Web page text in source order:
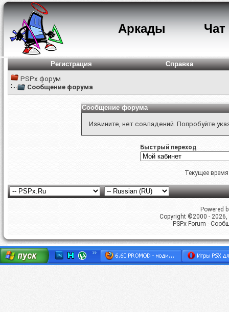
Аркады Чат
Регистрация
Справка
PSPx форум
Сообщение форума
Сообщение форума
Извините, нет совпадений. Попробуйте
Быстрый переход
Текущее
Powered
Copyright ©2000 -
PSPx Forum -